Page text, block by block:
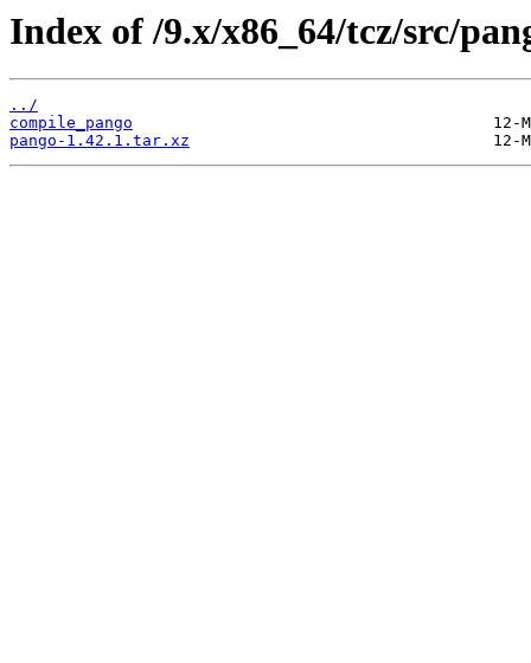
Index of /9.x/x86_64/tcz/src/
../
compile_pango
pango-1.42.1.tar.xz